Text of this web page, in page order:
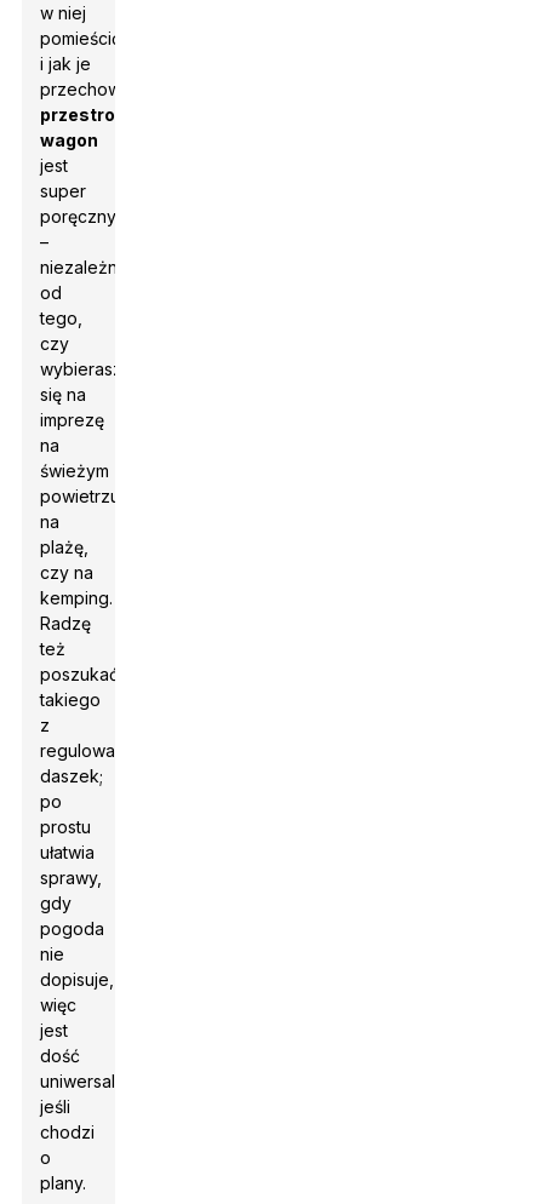
w niej
pomieścić
i jak je
przechowywać.
przestronny
wagon
jest
super
poręczny
–
niezależnie
od
tego,
czy
wybierasz
się na
imprezę
na
świeżym
powietrzu,
na
plażę,
czy na
kemping.
Radzę
też
poszukać
takiego
z
regulowany
daszek;
po
prostu
ułatwia
sprawy,
gdy
pogoda
nie
dopisuje,
więc
jest
dość
uniwersalny,
jeśli
chodzi
o
plany.